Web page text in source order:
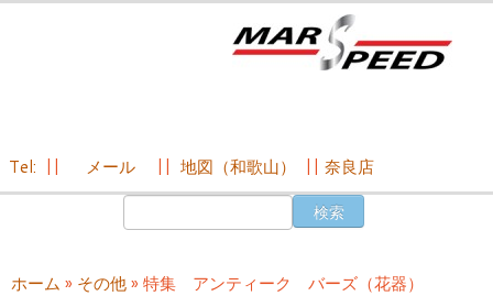
ン
Tel: メール 地図（和歌山） 奈良店
ホーム » その他» 特集 アンティーク バーズ（花器）